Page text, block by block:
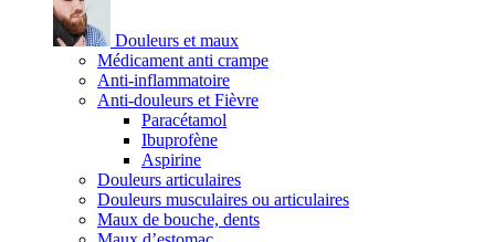
Douleurs et maux
Médicament anti crampe
Anti-inflammatoire
Anti-douleurs et Fièvre
Paracétamol
Ibuprofène
Aspirine
Douleurs articulaires
Douleurs musculaires ou articulaires
Maux de bouche, dents